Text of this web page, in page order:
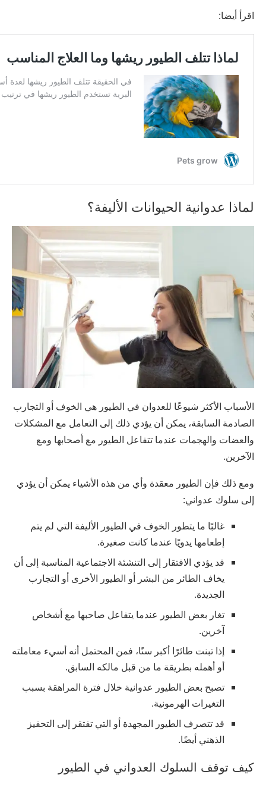
اقرأ أيضا:
لماذا عدوانية الحيوانات الأليفة؟
الأسباب الأكثر شيوعًا للعدوان في الطيور هي الخوف أو التجارب
الصادمة السابقة، يمكن أن يؤدي ذلك إلى التعامل مع المشكلات
والعضات والهجمات عندما تتفاعل الطيور مع أصحابها ومع
الآخرين.
ومع ذلك فإن الطيور معقدة وأي من هذه الأشياء يمكن أن يؤدي
إلى سلوك عدواني:
غالبًا ما يتطور الخوف في الطيور الأليفة التي لم يتم
إطعامها يدويًا عندما كانت صغيرة.
قد يؤدي الافتقار إلى التنشئة الاجتماعية المناسبة إلى أن
يخاف الطائر من البشر أو الطيور الأخرى أو التجارب
الجديدة.
تغار بعض الطيور عندما يتفاعل صاحبها مع أشخاص
آخرين.
إذا تبنت طائرًا أكبر سنًا، فمن المحتمل أنه أسيء معاملته
أو أهمله بطريقة ما من قبل مالكه السابق.
تصبح بعض الطيور عدوانية خلال فترة المراهقة بسبب
التغيرات الهرمونية.
قد تتصرف الطيور المجهدة أو التي تفتقر إلى التحفيز
الذهني أيضًا.
كيف توقف السلوك العدواني في الطيور